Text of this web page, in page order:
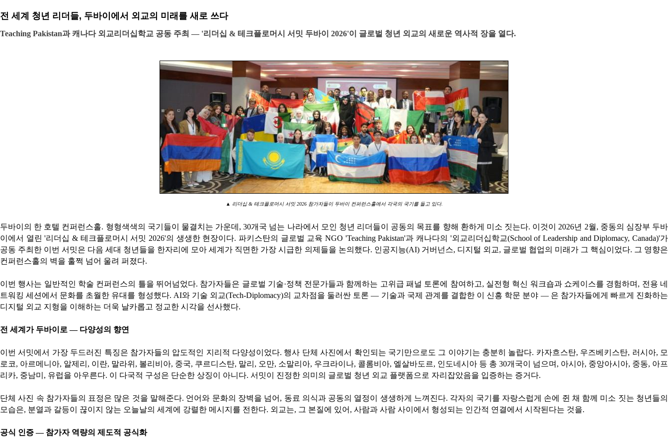
전 세계 청년 리더들, 두바이에서 외교의 미래를 새로 쓰다
Teaching Pakistan과 캐나다 외교리더십학교 공동 주최 — '리더십 & 테크플로머시 서밋 두바이 2026'이 글로벌 청년 외교의 새로운 역사적 장을 열다.
▲ 리더십 & 테크플로머시 서밋 2026 참가자들이 두바이 컨퍼런스홀에서 각국의 국기를 들고 있다.
두바이의 한 호텔 컨퍼런스홀. 형형색색의 국기들이 물결치는 가운데, 30개국 넘는 나라에서 모인 청년 리더들이 공동의 목표를 향해 환하게 미소 짓는다. 이것이 2026년 2월, 중동의 심장부 두바
이에서 열린 '리더십 & 테크플로머시 서밋 2026'의 생생한 현장이다. 파키스탄의 글로벌 교육 NGO 'Teaching Pakistan'과 캐나다의 '외교리더십학교(School of Leadership and Diplomacy, Canada)'가
공동 주최한 이번 서밋은 다음 세대 청년들을 한자리에 모아 세계가 직면한 가장 시급한 의제들을 논의했다. 인공지능(AI) 거버넌스, 디지털 외교, 글로벌 협업의 미래가 그 핵심이었다. 그 영향은
컨퍼런스홀의 벽을 훌쩍 넘어 울려 퍼졌다.
이번 행사는 일반적인 학술 컨퍼런스의 틀을 뛰어넘었다. 참가자들은 글로벌 기술·정책 전문가들과 함께하는 고위급 패널 토론에 참여하고, 실전형 혁신 워크숍과 쇼케이스를 경험하며, 전용 네
트워킹 세션에서 문화를 초월한 유대를 형성했다. AI와 기술 외교(Tech-Diplomacy)의 교차점을 둘러싼 토론 — 기술과 국제 관계를 결합한 이 신흥 학문 분야 — 은 참가자들에게 빠르게 진화하는
디지털 외교 지형을 이해하는 더욱 날카롭고 정교한 시각을 선사했다.
전 세계가 두바이로 — 다양성의 향연
이번 서밋에서 가장 두드러진 특징은 참가자들의 압도적인 지리적 다양성이었다. 행사 단체 사진에서 확인되는 국기만으로도 그 이야기는 충분히 놀랍다. 카자흐스탄, 우즈베키스탄, 러시아, 모
로코, 아르메니아, 알제리, 이란, 말라위, 볼리비아, 중국, 쿠르디스탄, 말리, 오만, 소말리아, 우크라이나, 콜롬비아, 엘살바도르, 인도네시아 등 총 30개국이 넘으며, 아시아, 중앙아시아, 중동, 아프
리카, 중남미, 유럽을 아우른다. 이 다국적 구성은 단순한 상징이 아니다. 서밋이 진정한 의미의 글로벌 청년 외교 플랫폼으로 자리잡았음을 입증하는 증거다.
단체 사진 속 참가자들의 표정은 많은 것을 말해준다. 언어와 문화의 장벽을 넘어, 동료 의식과 공동의 열정이 생생하게 느껴진다. 각자의 국기를 자랑스럽게 손에 쥔 채 함께 미소 짓는 청년들의
모습은, 분열과 갈등이 끊이지 않는 오늘날의 세계에 강렬한 메시지를 전한다. 외교는, 그 본질에 있어, 사람과 사람 사이에서 형성되는 인간적 연결에서 시작된다는 것을.
공식 인증 — 참가자 역량의 제도적 공식화